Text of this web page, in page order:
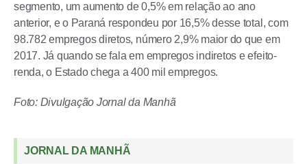
segmento, um aumento de 0,5% em relação ao ano
anterior, e o Paraná respondeu por 16,5% desse total, com
98.782 empregos diretos, número 2,9% maior do que em
2017. Já quando se fala em empregos indiretos e efeito-
renda, o Estado chega a 400 mil empregos.
Foto: Divulgação Jornal da Manhã
JORNAL DA MANHÃ